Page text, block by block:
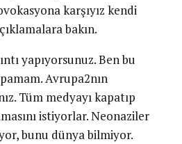
karşıyız kendi
bakın.
yapıyorsunuz. Ben bu
Avrupa2nın
Tüm medyayı kapatıp
istiyorlar. Neonaziler
bunu dünya bilmiyor.